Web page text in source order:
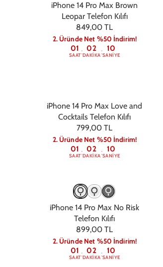
iPhone 14 Pro Max Brown
Leopar Telefon Kılıfı
849,00 TL
2. Üründe Net %50 İndirim!
01
SAAT: 02
DAKIKA: 09
SANIYE
iPhone 14 Pro Max Love and
Cocktails Telefon Kılıfı
799,00 TL
2. Üründe Net %50 İndirim!
01
SAAT: 02
DAKIKA: 09
SANIYE
iPhone 14 Pro Max No Risk
Telefon Kılıfı
899,00 TL
2. Üründe Net %50 İndirim!
01
SAAT: 02
DAKIKA: 09
SANIYE